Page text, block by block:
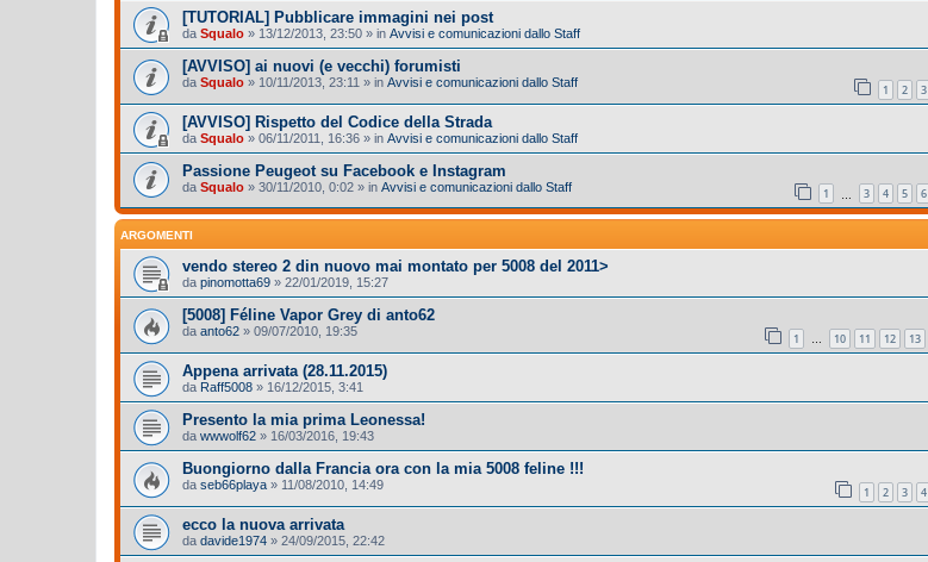
[TUTORIAL] Pubblicare immagini nei post
da Squalo » 13/12/2013, 23:50 » in Avvisi e comunicazioni dallo Staff
[AVVISO] ai nuovi (e vecchi) forumisti
da Squalo » 10/11/2013, 23:11 » in Avvisi e comunicazioni dallo Staff 1 2 3
[AVVISO] Rispetto del Codice della Strada
da Squalo » 06/11/2011, 16:36 » in Avvisi e comunicazioni dallo Staff
Passione Peugeot su Facebook e Instagram
da Squalo » 30/11/2010, 0:02 » in Avvisi e comunicazioni dallo Staff 1 3 4 5 6
ARGOMENTI
vendo stereo 2 din nuovo mai montato per 5008 del 2011>
da pinomotta69 » 22/01/2019, 15:27
[5008] Féline Vapor Grey di anto62
da anto62 » 09/07/2010, 19:35 1 … 10 11 12 13
Appena arrivata (28.11.2015)
da Raff5008 » 16/12/2015, 3:41
Presento la mia prima Leonessa!
da wwwolf62 » 16/03/2016, 19:43
Buongiorno dalla Francia ora con la mia 5008 feline !!!
da seb66playa » 11/08/2010, 14:49 1 2 3 4
ecco la nuova arrivata
da davide1974 » 24/09/2015, 22:42